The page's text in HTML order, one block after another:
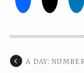
A DAY: